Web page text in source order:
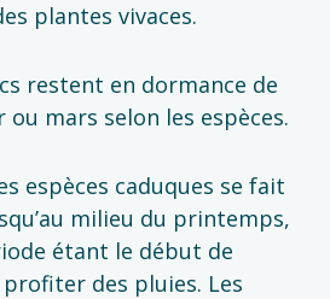
plantes vivaces.
restent en dormance de
mars selon les espèces.
espèces caduques se fait
milieu du printemps,
étant le début de
des pluies. Les